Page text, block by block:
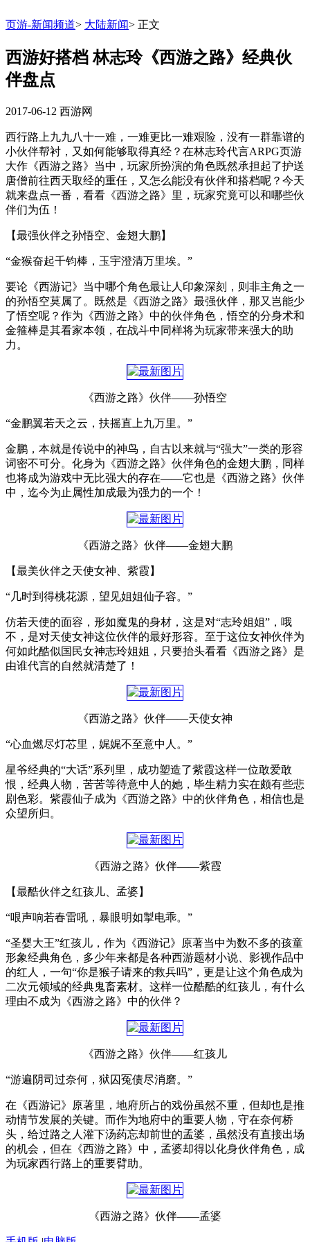
页游-新闻频道> 大陆新闻> 正文
西游好搭档 林志玲《西游之路》经典伙
伴盘点
2017-06-12 西游网
西行路上九九八十一难，一难更比一难艰险，没有一群靠谱的
小伙伴帮衬，又如何能够取得真经？在林志玲代言ARPG页游
大作《西游之路》当中，玩家所扮演的角色既然承担起了护送
唐僧前往西天取经的重任，又怎么能没有伙伴和搭档呢？今天
就来盘点一番，看看《西游之路》里，玩家究竟可以和哪些伙
伴们为伍！
【最强伙伴之孙悟空、金翅大鹏】
“金猴奋起千钧棒，玉宇澄清万里埃。”
要论《西游记》当中哪个角色最让人印象深刻，则非主角之一
的孙悟空莫属了。既然是《西游之路》最强伙伴，那又岂能少
了悟空呢？作为《西游之路》中的伙伴角色，悟空的分身术和
金箍棒是其看家本领，在战斗中同样将为玩家带来强大的助
力。
《西游之路》伙伴——孙悟空
“金鹏翼若天之云，扶摇直上九万里。”
金鹏，本就是传说中的神鸟，自古以来就与“强大”一类的形容
词密不可分。化身为《西游之路》伙伴角色的金翅大鹏，同样
也将成为游戏中无比强大的存在——它也是《西游之路》伙伴
中，迄今为止属性加成最为强力的一个！
《西游之路》伙伴——金翅大鹏
【最美伙伴之天使女神、紫霞】
“几时到得桃花源，望见姐姐仙子容。”
仿若天使的面容，形如魔鬼的身材，这是对“志玲姐姐”，哦
不，是对天使女神这位伙伴的最好形容。至于这位女神伙伴为
何如此酷似国民女神志玲姐姐，只要抬头看看《西游之路》是
由谁代言的自然就清楚了！
《西游之路》伙伴——天使女神
“心血燃尽灯芯里，娓娓不至意中人。”
星爷经典的“大话”系列里，成功塑造了紫霞这样一位敢爱敢
恨，经典人物，苦苦等待意中人的她，毕生精力实在颇有些悲
剧色彩。紫霞仙子成为《西游之路》中的伙伴角色，相信也是
众望所归。
《西游之路》伙伴——紫霞
【最酷伙伴之红孩儿、孟婆】
“哏声响若春雷吼，暴眼明如掣电乖。”
“圣婴大王”红孩儿，作为《西游记》原著当中为数不多的孩童
形象经典角色，多少年来都是各种西游题材小说、影视作品中
的红人，一句“你是猴子请来的救兵吗”，更是让这个角色成为
二次元领域的经典鬼畜素材。这样一位酷酷的红孩儿，有什么
理由不成为《西游之路》中的伙伴？
《西游之路》伙伴——红孩儿
“游遍阴司过奈何，狱囚冤债尽消磨。”
在《西游记》原著里，地府所占的戏份虽然不重，但却也是推
动情节发展的关键。而作为地府中的重要人物，守在奈何桥
头，给过路之人灌下汤药忘却前世的孟婆，虽然没有直接出场
的机会，但在《西游之路》中，孟婆却得以化身伙伴角色，成
为玩家西行路上的重要臂助。
《西游之路》伙伴——孟婆